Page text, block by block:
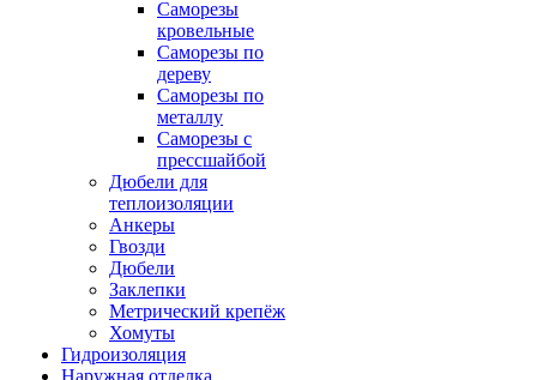
Саморезы
кровельные
Саморезы по
дереву
Саморезы по
металлу
Саморезы с
прессшайбой
Дюбели для
теплоизоляции
Анкеры
Гвозди
Дюбели
Заклепки
Метрический крепёж
Хомуты
Гидроизоляция
Наружная отделка